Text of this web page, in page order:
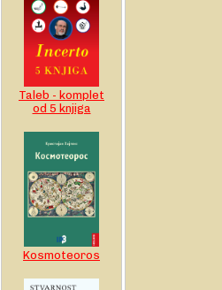
Taleb - komplet
od 5 knjiga
Kosmoteoros